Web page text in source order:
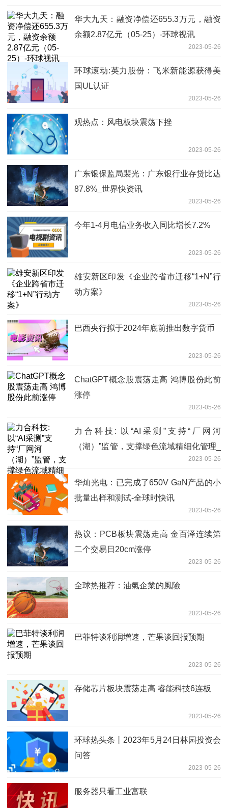
华大九天：融资净偿还655.3万元，融资
余额2.87亿元（05-25）-环球视讯
2023-05-26
环球滚动:英力股份：飞米新能源获得美
国UL认证
2023-05-26
观热点：风电板块震荡下挫
2023-05-26
广东银保监局裴光：广东银行业存贷比达
87.8%_世界快资讯
2023-05-26
今年1-4月电信业务收入同比增长7.2%
2023-05-26
雄安新区印发《企业跨省市迁移“1+N”行
动方案》
2023-05-26
巴西央行拟于2024年底前推出数字货币
2023-05-26
ChatGPT概念股震荡走高 鸿博股份此前
涨停
2023-05-26
力合科技: 以“AI采测”支持“厂网河
（湖）”监管，支撑绿色流域精细化管理_
2023-05-26
华灿光电：已完成了650V GaN产品的小
批量出样和测试-全球时快讯
2023-05-26
热议：PCB板块震荡走高 金百泽连续第
二个交易日20cm涨停
2023-05-26
全球热推荐：油氣企業的風險
2023-05-26
巴菲特谈利润增速，芒果谈回报预期
2023-05-26
存储芯片板块震荡走高 睿能科技6连板
2023-05-26
环球热头条丨2023年5月24日林园投资会
问答
2023-05-26
服务器只看工业富联